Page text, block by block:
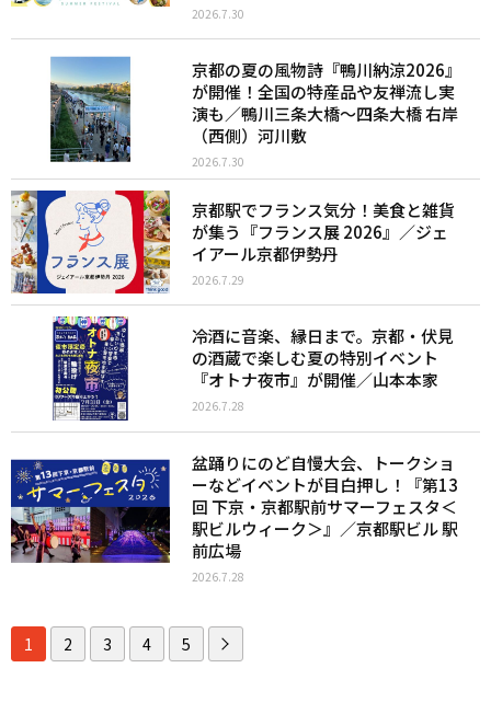
2026.7.30
京都の夏の風物詩『鴨川納涼2026』
が開催！全国の特産品や友禅流し実
演も／鴨川三条大橋〜四条大橋 右岸
（西側）河川敷
2026.7.30
京都駅でフランス気分！美食と雑貨
が集う『フランス展 2026』／ジェ
イアール京都伊勢丹
2026.7.29
冷酒に音楽、縁日まで。京都・伏見
の酒蔵で楽しむ夏の特別イベント
『オトナ夜市』が開催／山本本家
2026.7.28
盆踊りにのど自慢大会、トークショ
ーなどイベントが目白押し！『第13
回 下京・京都駅前サマーフェスタ＜
駅ビルウィーク＞』／京都駅ビル 駅
前広場
2026.7.28
1 2 3 4 5